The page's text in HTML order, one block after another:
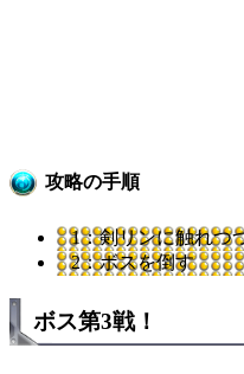
攻略の手順
1：剣リンに触れつ
2：ボスを倒す
ボス第3戦！